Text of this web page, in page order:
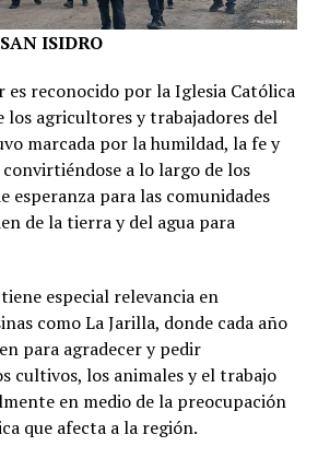
ISIDRO
es reconocido por la Iglesia Católica
los agricultores y trabajadores del
marcada por la humildad, la fe y
a lo largo de los
esperanza para las comunidades
de la tierra y del agua para
especial relevancia en
como La Jarilla, donde cada año
para agradecer y pedir
cultivos, los animales y el trabajo
en medio de la preocupación
que afecta a la región.